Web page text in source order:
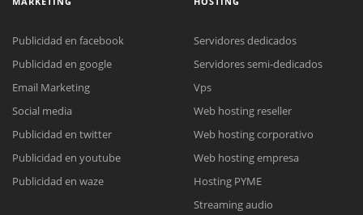
Reunión online
Meet para la reunión online.
Cotización
Chat Online
Todos nuestros ejecutivos están fuera de línea. Complete el formulario
Publicidad en facebook
Publicidad en google
Email Marketing
Social media
Publicidad en twitter
Publicidad en youtube
Publicidad en waze
Servidores dedicados
Servidores semi-dedicados
Vps
Web hosting reseller
Web hosting corporativo
Web hosting empresa
Hosting PYME
Streaming audio